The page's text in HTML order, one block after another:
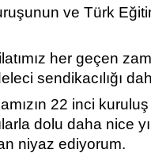
ve Türk
her geçen
sendikacılığı
22 inci
dolu daha nice
niyaz ediyorum.